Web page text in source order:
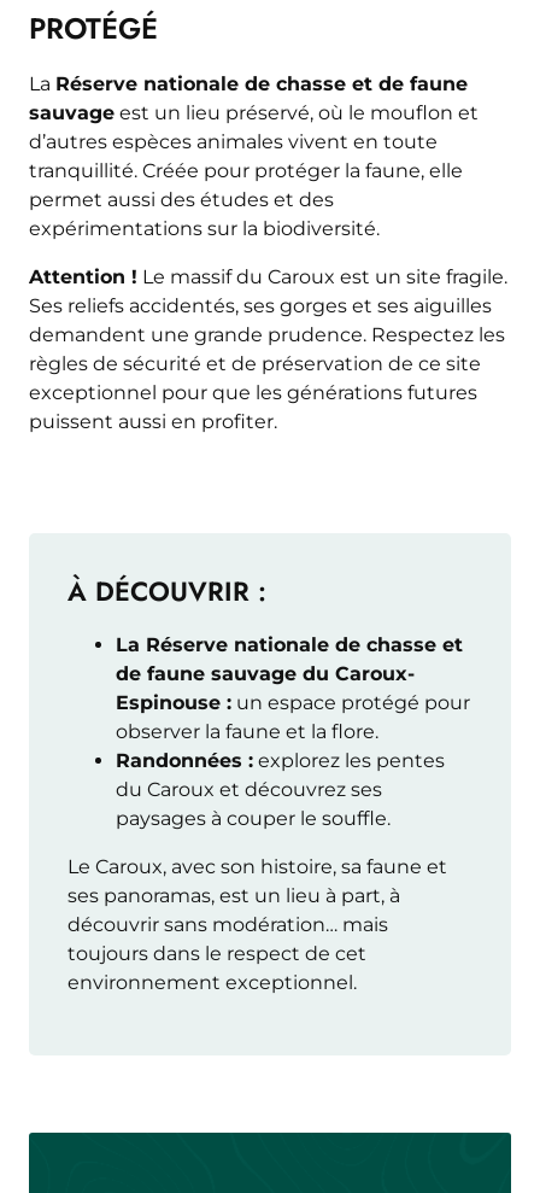
PROTÉGÉ
La Réserve nationale de chasse et de faune
sauvage est un lieu préservé, où le mouflon et
d’autres espèces animales vivent en toute
tranquillité. Créée pour protéger la faune, elle
permet aussi des études et des
expérimentations sur la biodiversité.
Attention ! Le massif du Caroux est un site fragile.
Ses reliefs accidentés, ses gorges et ses aiguilles
demandent une grande prudence. Respectez les
règles de sécurité et de préservation de ce site
exceptionnel pour que les générations futures
puissent aussi en profiter.
À DÉCOUVRIR :
La Réserve nationale de chasse et
de faune sauvage du Caroux-
Espinouse : un espace protégé pour
observer la faune et la flore.
Randonnées : explorez les pentes
du Caroux et découvrez ses
paysages à couper le souffle.
Le Caroux, avec son histoire, sa faune et
ses panoramas, est un lieu à part, à
découvrir sans modération… mais
toujours dans le respect de cet
environnement exceptionnel.